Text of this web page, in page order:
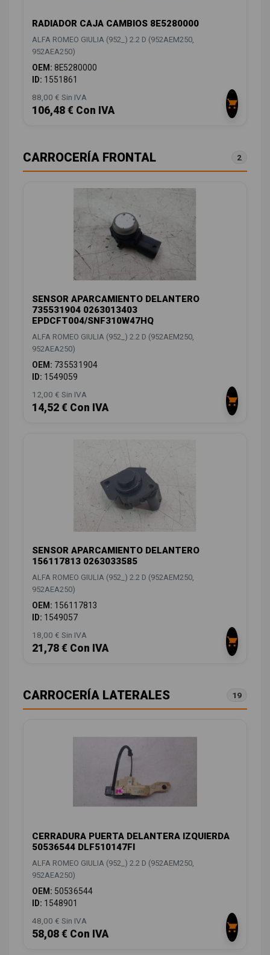
RADIADOR CAJA CAMBIOS 8E5280000
ALFA ROMEO GIULIA (952_) 2.2 D (952AEM250,
952AEA250)
OEM: 8E5280000
ID: 1551861
88,00 € Sin IVA
106,48 € Con IVA
CARROCERÍA FRONTAL 2
SENSOR APARCAMIENTO DELANTERO
735531904 0263013403
EPDCFT004/SNF310W47HQ
ALFA ROMEO GIULIA (952_) 2.2 D (952AEM250,
952AEA250)
OEM: 735531904
ID: 1549059
12,00 € Sin IVA
14,52 € Con IVA
SENSOR APARCAMIENTO DELANTERO
156117813 0263033585
ALFA ROMEO GIULIA (952_) 2.2 D (952AEM250,
952AEA250)
OEM: 156117813
ID: 1549057
18,00 € Sin IVA
21,78 € Con IVA
CARROCERÍA LATERALES 19
CERRADURA PUERTA DELANTERA IZQUIERDA
50536544 DLF510147FI
ALFA ROMEO GIULIA (952_) 2.2 D (952AEM250,
952AEA250)
OEM: 50536544
ID: 1548901
48,00 € Sin IVA
58,08 € Con IVA